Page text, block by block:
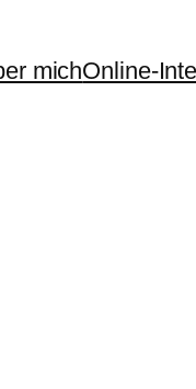
michOnline-